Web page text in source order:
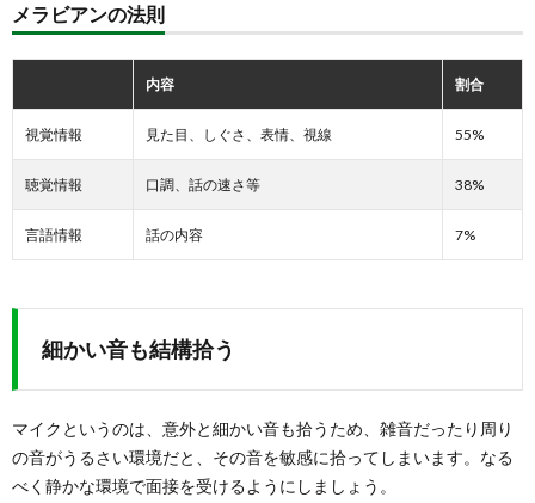
メラビアンの法則
内容 割合
視覚情報 見た目、しぐさ、表情、視線 55%
聴覚情報 口調、話の速さ等 38%
言語情報 話の内容 7%
細かい音も結構拾う
マイクというのは、意外と細かい音も拾うため、雑音だったり周り
の音がうるさい環境だと、その音を敏感に拾ってしまいます。なる
べく静かな環境で面接を受けるようにしましょう。